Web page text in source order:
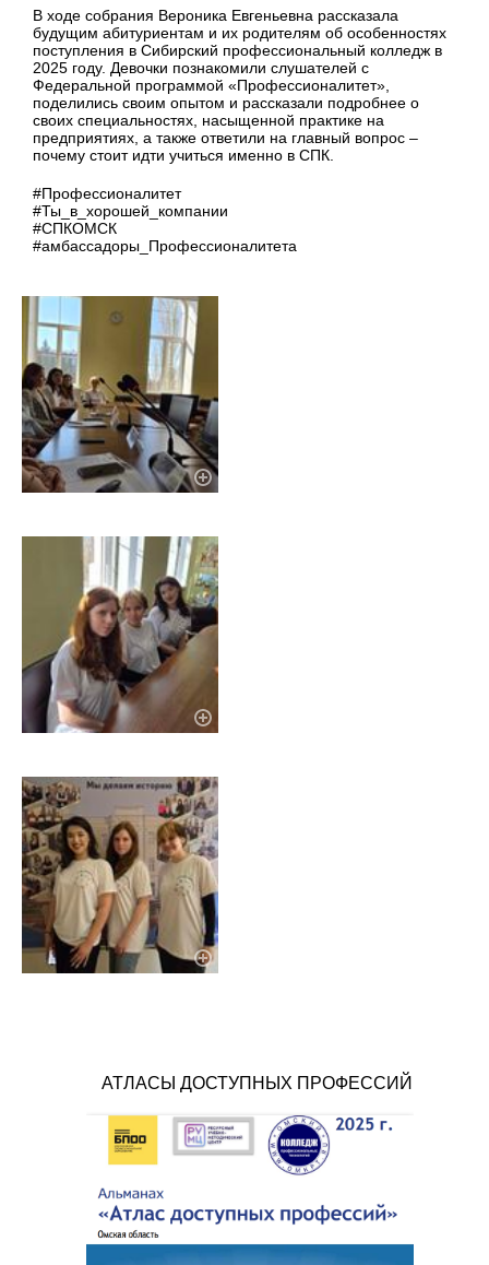
В ходе собрания Вероника Евгеньевна рассказала
будущим абитуриентам и их родителям об особенностях
поступления в Сибирский профессиональный колледж в
2025 году. Девочки познакомили слушателей с
Федеральной программой «Профессионалитет»,
поделились своим опытом и рассказали подробнее о
своих специальностях, насыщенной практике на
предприятиях, а также ответили на главный вопрос –
почему стоит идти учиться именно в СПК.
#Профессионалитет
#Ты_в_хорошей_компании
#СПКОМСК
#амбассадоры_Профессионалитета
АТЛАСЫ ДОСТУПНЫХ ПРОФЕССИЙ